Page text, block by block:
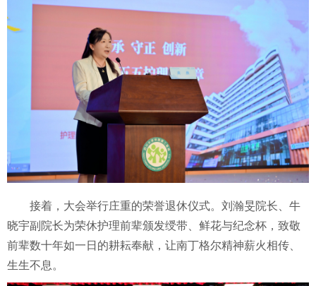
接着，大会举行庄重的荣誉退休仪式。刘瀚旻院长、牛
晓宇副院长为荣休护理前辈颁发绶带、鲜花与纪念杯，致敬
前辈数十年如一日的耕耘奉献，让南丁格尔精神薪火相传、
生生不息。